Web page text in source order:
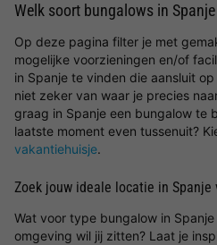
Welk soort bungalows in
Op deze pagina filter je met
mogelijke voorzieningen en/of
in Spanje te vinden die aansluit
niet zeker van waar je precies
graag in Spanje een bungalow te
laatste moment even tussenuit?
vakantiehuisje.
Zoek jouw ideale locatie in
Wat voor type bungalow in
omgeving wil jij zitten? Laat je